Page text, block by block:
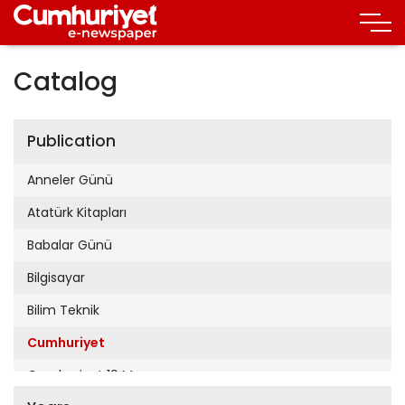
Catalog
Publication
Anneler Günü
Atatürk Kitapları
Babalar Günü
Bilgisayar
Bilim Teknik
Cumhuriyet
Cumhuriyet 19 Mayıs